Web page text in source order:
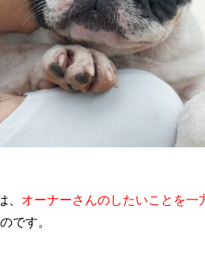
オーナーさんのしたいことを一
です。